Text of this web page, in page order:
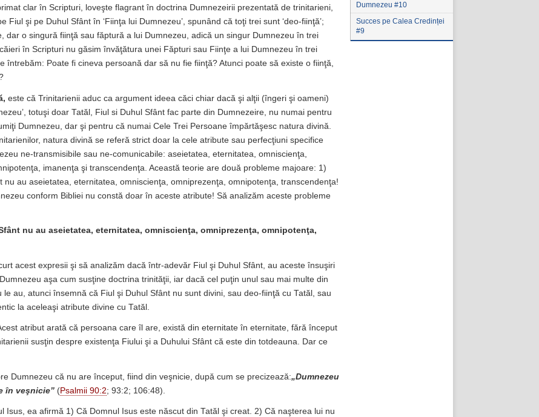
clar în Scripturi, loveşte flagrant în doctrina Dumnezeirii prezentată de trinitarieni,
Fiul şi pe Duhul Sfânt în ‘Fiinţa lui Dumnezeu’, spunând că toţi trei sunt ‘deo-fiinţă’;
dar o singură fiinţă sau făptură a lui Dumnezeu, adică un singur Dumnezeu în trei
în Scripturi nu găsim învăţătura unei Făpturi sau Fiinţe a lui Dumnezeu în trei
întrebăm: Poate fi cineva persoană dar să nu fie fiinţă? Atunci poate să existe o fiinţă,
este că Trinitarienii aduc ca argument ideea căci chiar dacă şi alţii (îngeri şi oameni)
totuşi doar Tatăl, Fiul si Duhul Sfânt fac parte din Dumnezeire, nu numai pentru
Dumnezeu, dar şi pentru că numai Cele Trei Persoane împărtăşesc natura divină.
natura divină se referă strict doar la cele atribute sau perfecţiuni specifice
ne-transmisibile sau ne-comunicabile: aseietatea, eternitatea, omniscienţa,
imanenţa şi transcendenţa. Această teorie are două probleme majoare: 1)
nu au aseietatea, eternitatea, omniscienţa, omniprezenţa, omnipotenţa, transcendenţa!
conform Bibliei nu constă doar în aceste atribute! Să analizăm aceste probleme
nu au aseietatea, eternitatea, omniscienţa, omniprezenţa, omnipotenţa,
acest expresii şi să analizăm dacă într-adevăr Fiul şi Duhul Sfânt, au aceste însuşiri
aşa cum susţine doctrina trinităţii, iar dacă cel puţin unul sau mai multe din
le au, atunci însemnă că Fiul şi Duhul Sfânt nu sunt divini, sau deo-fiinţă cu Tatăl, sau
la aceleaşi atribute divine cu Tatăl.
atribut arată că persoana care îl are, există din eternitate în eternitate, fără început
susţin despre existenţa Fiului şi a Duhului Sfânt că este din totdeauna. Dar ce
Dumnezeu că nu are început, fiind din veşnicie, după cum se precizează:„Dumnezeu
în veşnicie” (Psalmii 90:2; 93:2; 106:48).
Isus, ea afirmă 1) Că Domnul Isus este născut din Tatăl şi creat. 2) Că naşterea lui nu
Dumnezeu #10
Succes pe Calea Credinței
#9